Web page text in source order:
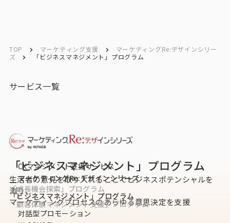
トップ
サービス一覧
サービストップ
TOP マーケティング支援
マーケティングRe:デザインシリー
ズ
「ビジネスマネジメント」プログラム
サービス一覧
CXマネジメント支援サービス
マーケティングRe:デザインシリーズ
「成長機会探索」プログラム
「ビジネスマネジメント」プログラム
「顧客体験マネジメント支援」プログラム
対話型プロモーション
「ビジネスマネジメント」プログラム
生活者の意見を取り入れることでビジネスポテンシャルを
測り、
マーケティングプロセスのあらゆる意思決定を支援